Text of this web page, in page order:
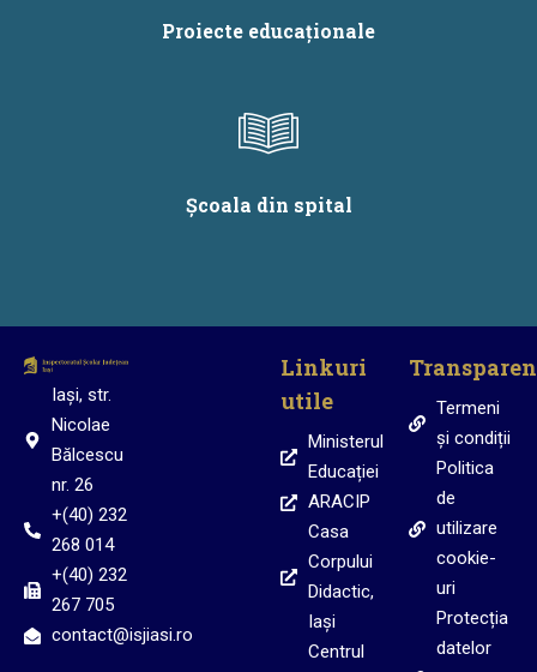
Proiecte educaționale
Școala din spital
Iași, str.
Nicolae
Bălcescu
nr. 26
+(40) 232
268 014
+(40) 232
267 705
contact@isjiasi.ro
Linkuri
utile
Ministerul
Educației
ARACIP
Casa
Corpului
Didactic,
Iași
Centrul
Termeni
și condiții
Politica
de
utilizare
cookie-
uri
Protecția
datelor